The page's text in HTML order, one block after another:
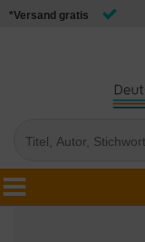
*Versand gratis